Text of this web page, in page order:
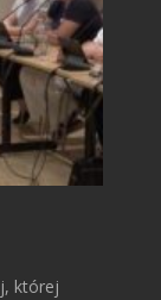
której